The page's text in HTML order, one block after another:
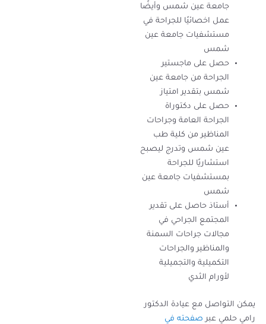
جامعة عين شمس وأيضًا
عمل اخصائيًا للجراحة في
مستشفيات جامعة عين
شمس
حصل على ماجستير
الجراحة من جامعة عين
شمس بتقدير امتياز
حصل على دكتوراة
الجراحة العامة وجراحات
المناظير من كلية طب
عين شمس وتدرج ليصبح
استشاريًا للجراحة
بمستشفيات جامعة عين
شمس
أستاذ حاصل على تقدير
المجتمع الجراحي في
مجالات جراحات السمنة
والمناظير والجراحات
التكميلية والتجميلية
لأورام الثدي
يمكن التواصل مع عيادة الدكتور
رامي حلمي عبر صفحته في